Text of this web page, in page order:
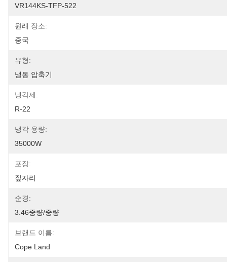
VR144KS-TFP-522
원래 장소:
중국
유형:
냉동 압축기
냉각제:
R-22
냉각 용량:
35000W
포장:
짚자리
순경:
3.46중량/중량
브랜드 이름:
Cope Land